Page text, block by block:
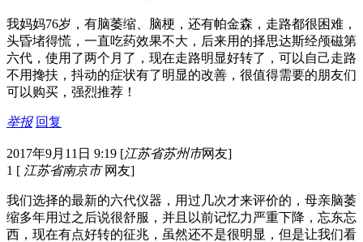
我妈妈76岁，有脑萎缩、脑梗，还有帕金森，走路都很困难，
头昏堵得慌，一直吃药效果不大，后来用的择思达斯经颅磁第
六代，使用了两个月了，现在走路明显好转了，可以自己走路
不用搀扶，抖动的症状有了明显的改善，很值得需要的朋友们
可以购买，强烈推荐！
举报 回复
2017年9月11日 9:19 [江苏省苏州市网友]
1 [ 江苏省南京市 网友]
我们选择的最新的六代仪器，用过几次才来评价的，母亲脑萎
缩多年用过之后说很舒服，并且以前记忆力严重下降，忘东忘
西，现在有点好转的征兆，虽然还不是很明显，但是让我们看